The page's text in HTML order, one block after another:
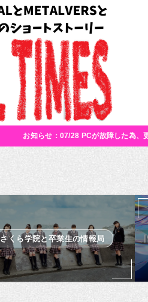
お知らせ：07/28 PCが故障した為、
さくら学院と卒業生の情報局